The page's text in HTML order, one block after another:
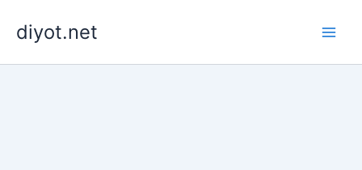
atladiyot.net